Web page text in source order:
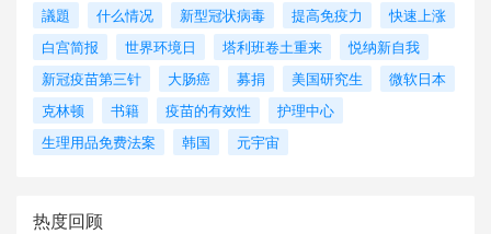
議題
什么情况 新型冠状病毒 提高免疫力
快速上涨
白宫简报
世界环境日 塔利班卷土重来
悦纳新自我
新冠疫苗第三针
大肠癌 募捐 美国研究生
微软日本
克林顿
书籍 疫苗的有效性
护理中心
生理用品免费法案
韩国 元宇宙
热度回顾